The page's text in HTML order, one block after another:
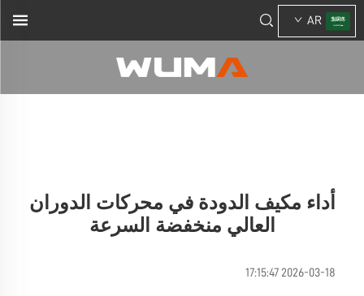
AR
أداء مكيف الدودة في محركات الدوران
العالي منخفضة السرعة
2026-03-18 17:15:47